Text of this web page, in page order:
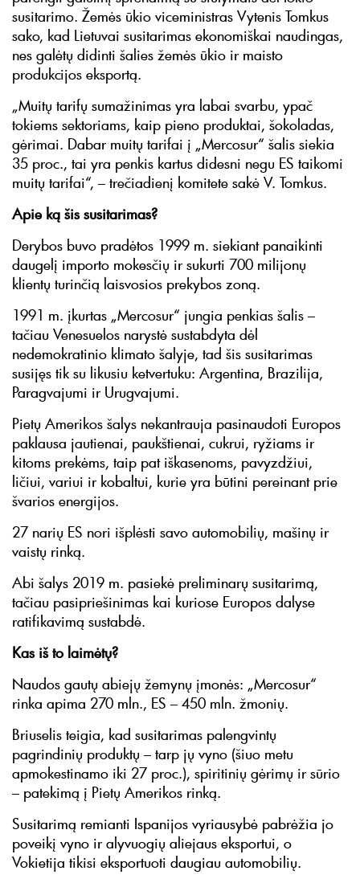
susitarimo. Žemės ūkio viceministras Vytenis Tomkus
sako, kad Lietuvai susitarimas ekonomiškai naudingas,
nes galėtų didinti šalies žemės ūkio ir maisto
produkcijos eksportą.
„Muitų tarifų sumažinimas yra labai svarbu, ypač
tokiems sektoriams, kaip pieno produktai, šokoladas,
gėrimai. Dabar muitų tarifai į „Mercosur“ šalis siekia
35 proc., tai yra penkis kartus didesni negu ES taikomi
muitų tarifai“, – trečiadienį komitete sakė V. Tomkus.
Apie ką šis susitarimas?
Derybos buvo pradėtos 1999 m. siekiant panaikinti
daugelį importo mokesčių ir sukurti 700 milijonų
klientų turinčią laisvosios prekybos zoną.
1991 m. įkurtas „Mercosur“ jungia penkias šalis –
tačiau Venesuelos narystė sustabdyta dėl
nedemokratinio klimato šalyje, tad šis susitarimas
susijęs tik su likusiu ketvertuku: Argentina, Brazilija,
Paragvajumi ir Urugvajumi.
Pietų Amerikos šalys nekantrauja pasinaudoti Europos
paklausa jautienai, paukštienai, cukrui, ryžiams ir
kitoms prekėms, taip pat iškasenoms, pavyzdžiui,
ličiui, variui ir kobaltui, kurie yra būtini pereinant prie
švarios energijos.
27 narių ES nori išplėsti savo automobilių, mašinų ir
vaistų rinką.
Abi šalys 2019 m. pasiekė preliminarų susitarimą,
tačiau pasipriešinimas kai kuriose Europos dalyse
ratifikavimą sustabdė.
Kas iš to laimėtų?
Naudos gautų abiejų žemynų įmonės: „Mercosur“
rinka apima 270 mln., ES – 450 mln. žmonių.
Briuselis teigia, kad susitarimas palengvintų
pagrindinių produktų – tarp jų vyno (šiuo metu
apmokestinamo iki 27 proc.), spiritinių gėrimų ir sūrio
– patekimą į Pietų Amerikos rinką.
Susitarimą remianti Ispanijos vyriausybė pabrėžia jo
poveikį vyno ir alyvuogių aliejaus eksportui, o
Vokietija tikisi eksportuoti daugiau automobilių.